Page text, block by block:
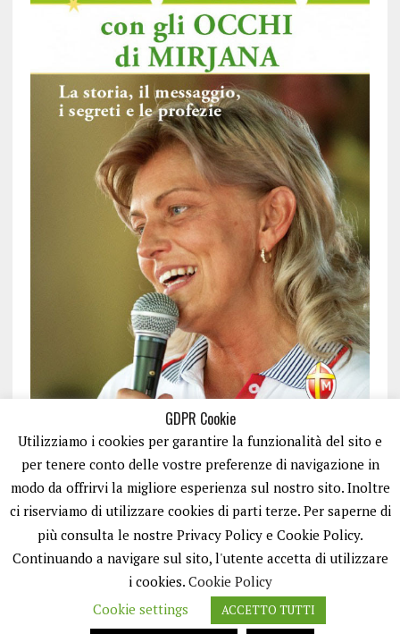
ISCRIVITI
GDPR Cookie
Utilizziamo i cookies per garantire la funzionalità del sito e
per tenere conto delle vostre preferenze di navigazione in
modo da offrirvi la migliore esperienza sul nostro sito. Inoltre
ci riserviamo di utilizzare cookies di parti terze. Per saperne di
più consulta le nostre Privacy Policy e Cookie Policy.
Continuando a navigare sul sito, l'utente accetta di utilizzare
i cookies. Cookie Policy
Cookie settings
ACCETTO TUTTI